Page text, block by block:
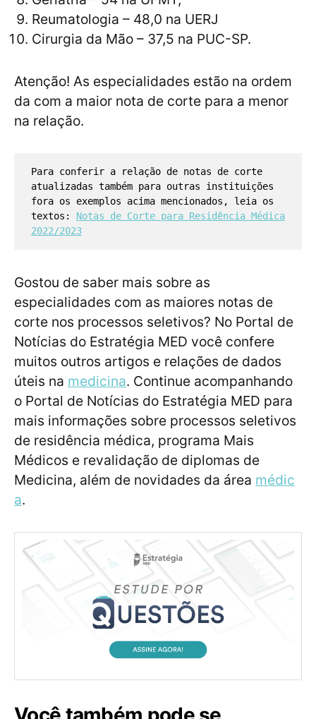
Reumatologia – 48,0 na UERJ
Cirurgia da Mão – 37,5 na PUC-SP.
Atenção! As especialidades estão na ordem
da com a maior nota de corte para a menor
na relação.
Para conferir a relação de notas de corte
atualizadas também para outras instituições
fora os exemplos acima mencionados, leia os
textos: Notas de Corte para Residência Médica
2022/2023
Gostou de saber mais sobre as
especialidades com as maiores notas de
corte nos processos seletivos? No Portal de
Notícias do Estratégia MED você confere
muitos outros artigos e relações de dados
úteis na medicina. Continue acompanhando
o Portal de Notícias do Estratégia MED para
mais informações sobre processos seletivos
de residência médica, programa Mais
Médicos e revalidação de diplomas de
Medicina, além de novidades da área médic
a.